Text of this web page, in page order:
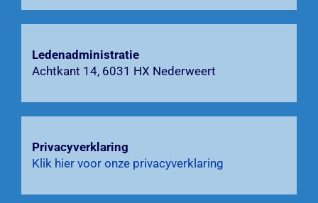
Ledenadministratie
Achtkant 14, 6031 HX Nederweert
Privacyverklaring
Klik hier voor onze privacyverklaring